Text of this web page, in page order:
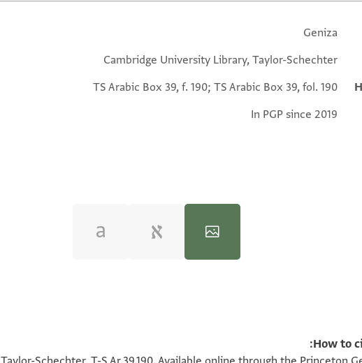
Geniza
Cambridge University Library, Taylor-Schechter
TS Arabic Box 39, f. 190; TS Arabic Box 39, fol. 190
In PGP since 2019
100%
100%
How to